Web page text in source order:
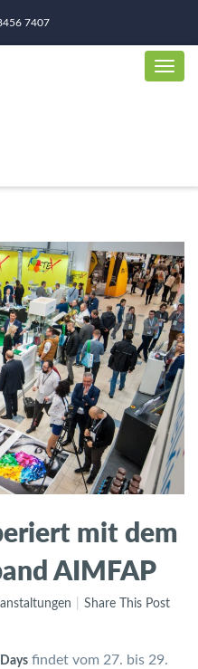
7407
mit dem
AIMFAP
Share This Post
findet vom 27. bis 29.